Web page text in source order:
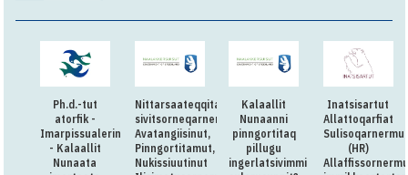
Ph.d.-tut
atorfik -
Imarpissualerineq
- Kalaallit
Nunaata
Nittarsaateqqitaq:Killiliussap
sivitsorneqarnera:
Avatangiisinut,
Pinngortitamut,
Nukissiuutinut
Kalaallit
Nunaanni
pinngortitaq
pillugu
ingerlatsivimmi
Inatsisartut
Allattoqarfiat
Sulisoqarnermut
(HR)